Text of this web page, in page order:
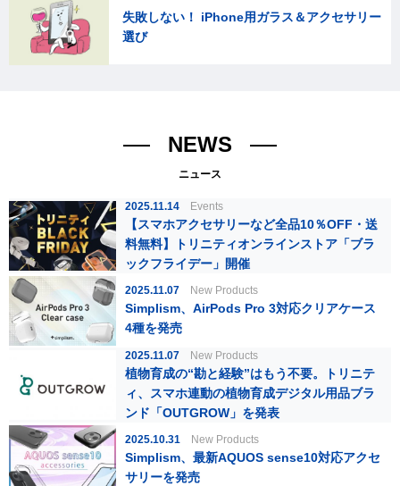
失敗しない！ iPhone用ガラス＆アクセサリー
選び
NEWS
ニュース
2025.11.14 Events
【スマホアクセサリーなど全品10％OFF・送
料無料】トリニティオンラインストア「ブラ
ックフライデー」開催
2025.11.07 New Products
Simplism、AirPods Pro 3対応クリアケース
4種を発売
2025.11.07 New Products
植物育成の“勘と経験”はもう不要。トリニテ
ィ、スマホ連動の植物育成デジタル用品ブラ
ンド「OUTGROW」を発表
2025.10.31 New Products
Simplism、最新AQUOS sense10対応アクセ
サリーを発売